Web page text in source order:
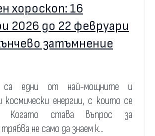
хороскоп: 16
2026 до 22 февруари
затъмнение
са едни от най-мощните и
космически енергии, с които се
Когато става въпрос за
не само да знаем к...